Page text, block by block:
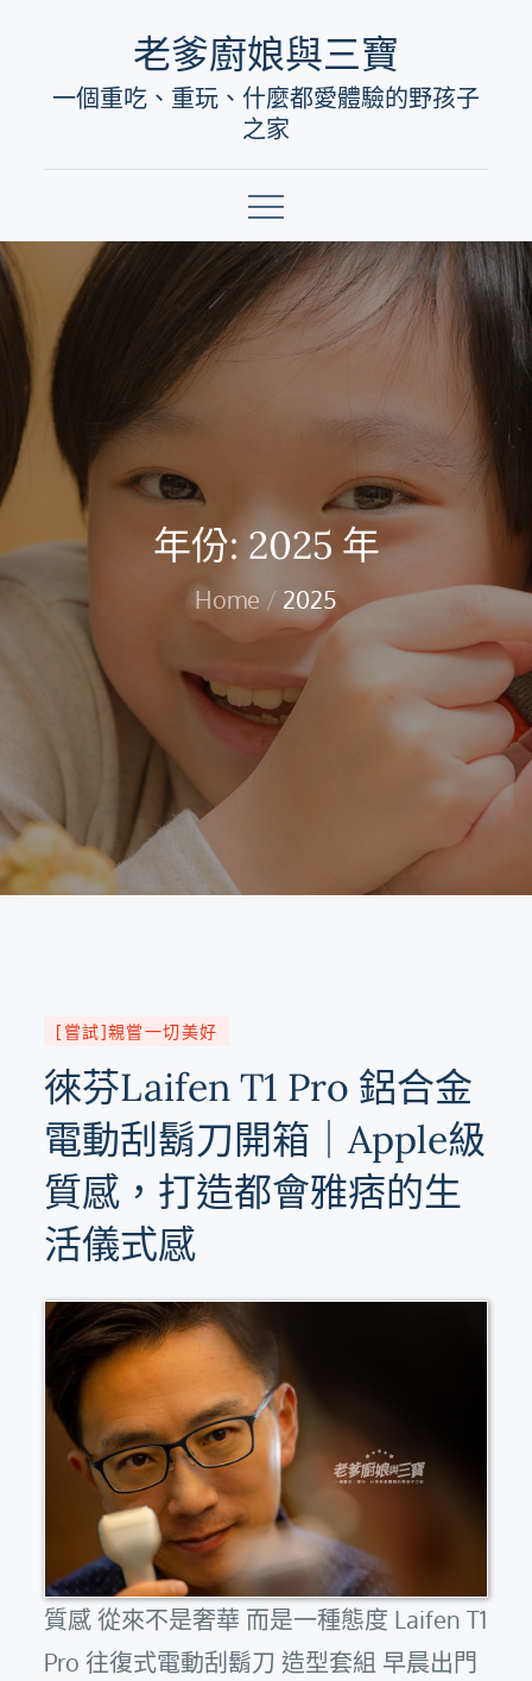
content
老爹廚娘與三寶
一個重吃、重玩、什麼都愛體驗的野孩子
之家
年份: 2025 年
Home 2025
[嘗試]親嘗一切美好
徠芬Laifen T1 Pro 鋁合金
電動刮鬍刀開箱｜Apple級
質感，打造都會雅痞的生
活儀式感
質感 從來不是奢華 而是一種態度 Laifen T1
Pro 往復式電動刮鬍刀 造型套組 早晨出門